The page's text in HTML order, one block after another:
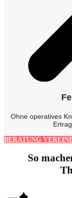
Ohne operatives
BERATUNG
So